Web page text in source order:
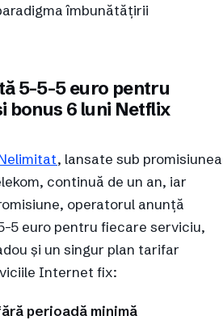
îmbunătățirii
5-5-5 euro pentru
bonus 6 luni Netflix
, lansate sub promisiunea
continuă de un an, iar
operatorul anunță
5 euro pentru fiecare serviciu,
și un singur plan tarifar
Internet fix:
perioadă minimă